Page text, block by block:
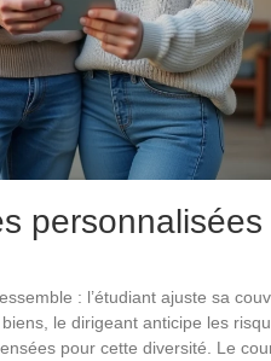
: l’étudiant ajuste sa
le dirigeant anticipe les
pour cette diversité. Le